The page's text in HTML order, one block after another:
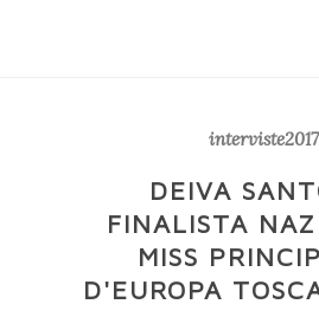
interviste2017
DEIVA
FINALISTA
MISS
D'EUROPA